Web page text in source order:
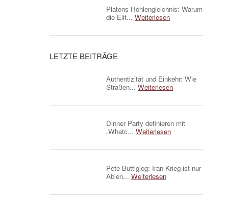
Platons Höhlengleichnis: Warum
die Elit... Weiterlesen
LETZTE BEITRÄGE
Authentizität und Einkehr: Wie
Straßen... Weiterlesen
Dinner Party definieren mit
„Whatc... Weiterlesen
Pete Buttigieg: Iran-Krieg ist nur
Ablen... Weiterlesen